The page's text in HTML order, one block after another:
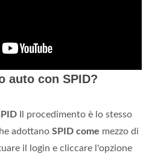
auto con SPID?
Il procedimento è lo stesso
adottano SPID come mezzo di
il login e cliccare l'opzione